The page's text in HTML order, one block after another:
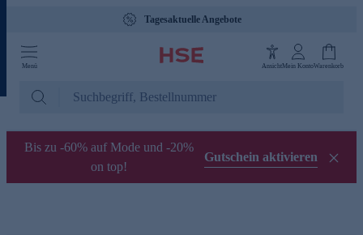
Tagesaktuelle Angebote
Menü AnsichtMein KontoWarenkorb
Bis zu -60% auf Mode und -20%
on top!
Gutschein aktivieren